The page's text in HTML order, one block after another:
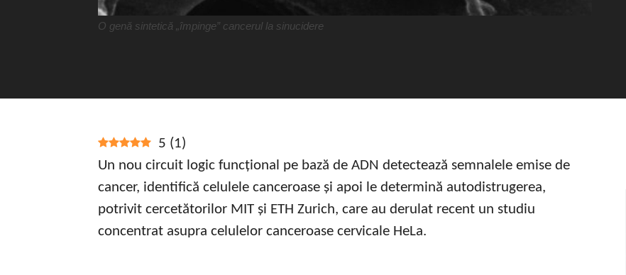
O genă sintetică „împinge” cancerul la sinucidere
5 (1)
Un nou circuit logic funcțional pe bază de ADN detectează semnalele emise de
cancer, identifică celulele canceroase și apoi le determină autodistrugerea,
potrivit cercetătorilor MIT și ETH Zurich, care au derulat recent un studiu
concentrat asupra celulelor canceroase cervicale HeLa.